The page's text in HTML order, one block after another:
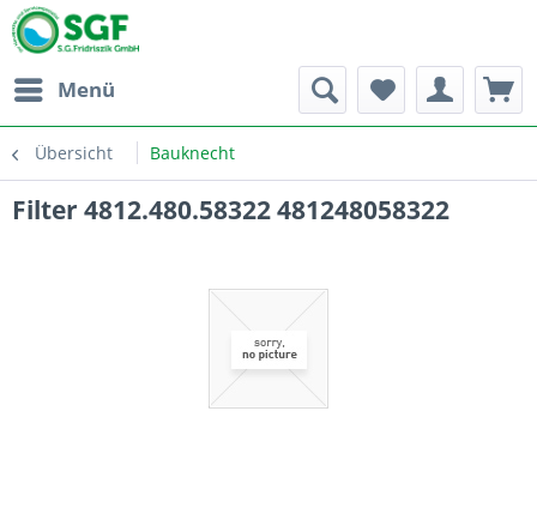
Menü
Übersicht Bauknecht
Filter 4812.480.58322 481248058322